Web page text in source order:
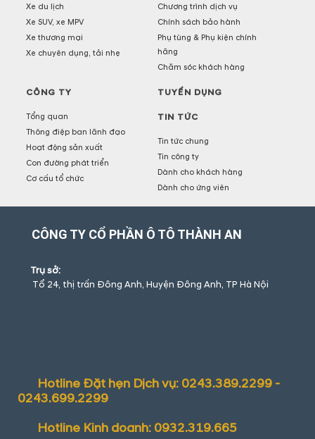
Xe du lịch
Xe SUV, xe MPV
Xe thương mại
Xe chuyên dụng, tải nhẹ
Chương trình dịch vụ
Chính sách bảo hành
Phụ tùng & Phụ kiện chính
hãng
Chăm sóc khách hàng
CÔNG TY
Tổng quan
Thông điệp ban lãnh đạo
Hoạt động sản xuất
Con đường phát triển
Cơ cấu tổ chức
TUYỂN DỤNG
TIN TỨC
Tin tức chung
Tin công ty
Dành cho khách hàng
Dành cho ứng viên
CÔNG TY CỔ PHẦN Ô TÔ THÀNH AN
Trụ sở:
Tổ 24, thị trấn Đông Anh, Huyện Đông Anh, TP Hà Nội
Hotline Đặt hẹn Dịch vụ: 0243.389.2299 -
0243.699.2299
Hotline Kinh doanh: 0932.319.665